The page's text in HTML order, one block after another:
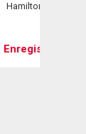
Hamilton, ON
Enregistrer